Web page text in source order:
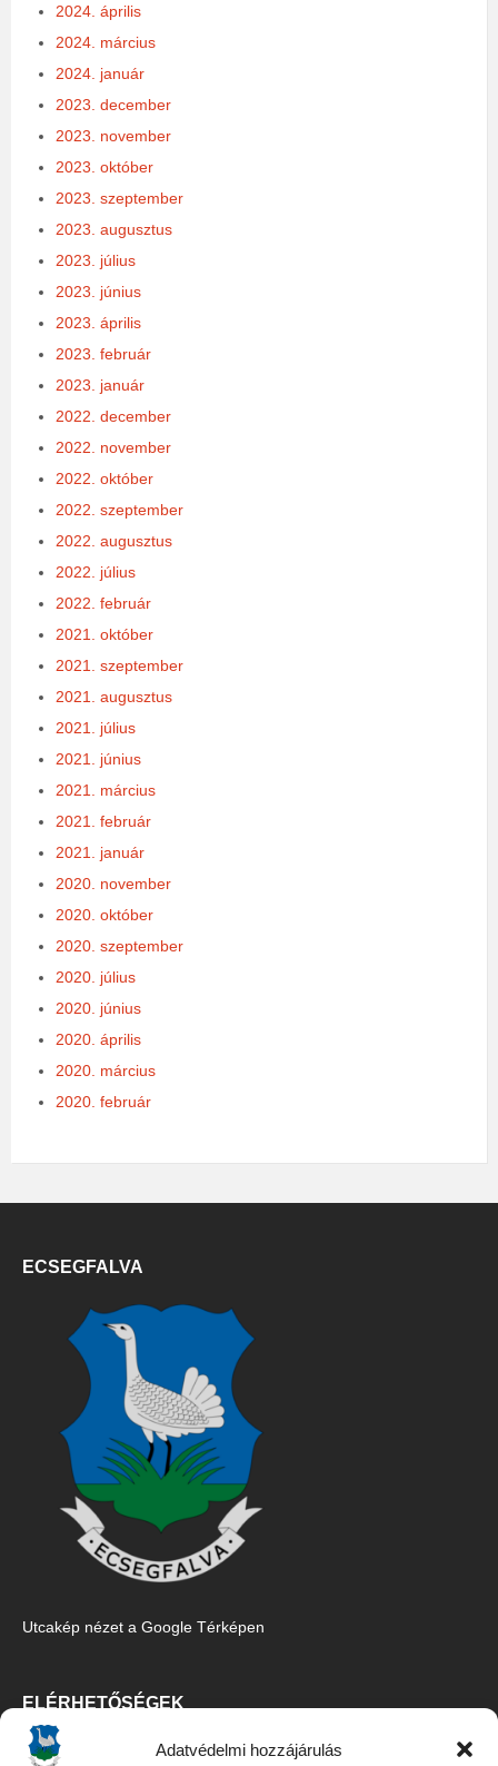
Adatvédelmi hozzájárulás
2024. április
2024. március
2024. január
2023. december
2023. november
2023. október
2023. szeptember
2023. augusztus
2023. július
2023. június
2023. április
2023. február
2023. január
2022. december
2022. november
2022. október
2022. szeptember
2022. augusztus
2022. július
2022. február
2021. október
2021. szeptember
2021. augusztus
2021. július
2021. június
2021. március
2021. február
2021. január
2020. november
2020. október
2020. szeptember
2020. július
2020. június
2020. április
2020. március
2020. február
ECSEGFALVA
Utcakép nézet a Google Térképen
ELÉRHETŐSÉGEK
Ecsegfalva Község Önkormányzata